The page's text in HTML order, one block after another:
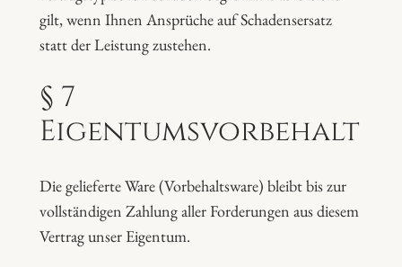
gilt, wenn Ihnen Ansprüche auf Schadensersatz
statt der Leistung zustehen.
§ 7
Eigentumsvorbehalt
Die gelieferte Ware (Vorbehaltsware) bleibt bis zur
vollständigen Zahlung aller Forderungen aus diesem
Vertrag unser Eigentum.